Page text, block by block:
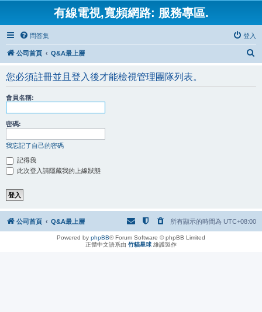
有線電視,寬頻網路: 服務專區.
問答集 登入
公司首頁 Q&A最上層
您必須註冊並且登入後才能檢視管理團隊列表。
會員名稱:
密碼:
我忘記了自己的密碼
記得我
此次登入請隱藏我的上線狀態
公司首頁 Q&A最上層 所有顯示的時間為 UTC+08:00
Powered by phpBB® Forum Software © phpBB Limited
正體中文語系由 竹貓星球 維護製作